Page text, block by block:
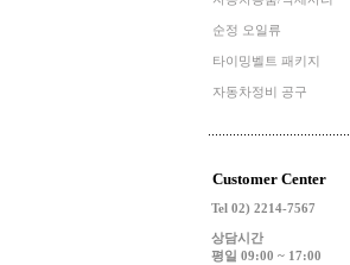
순정 오일류
타이밍벨트 패키지
자동차정비 공구
Customer Center
Tel 02) 2214-7567
상담시간
평일 09:00 ~ 17:00